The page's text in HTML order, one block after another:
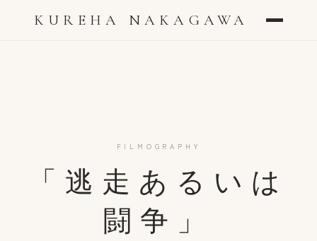
KUREHA NAKAGAWA
FILMOGRAPHY
「逃走あるいは
闘争」